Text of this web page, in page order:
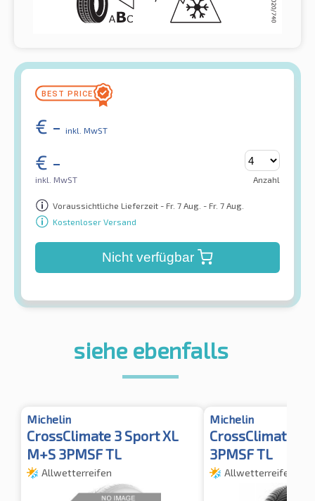
€ - inkl. MwST
€ -
inkl. MwST Anzahl
Voraussichtliche Lieferzeit - Fr. 7 Aug. - Fr. 7 Aug.
Kostenloser Versand
Nicht verfügbar
siehe ebenfalls
Michelin
CrossClimate 3 Sport XL
M+S 3PMSF TL
Allwetterreifen
Michelin
CrossClimate 3
3PMSF TL
Allwetterreifen